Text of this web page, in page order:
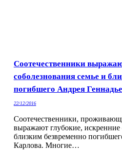
Соотечественники
соболезнования семье и
погибшего Андрея
22/12/2016
Соотечественники,
выражают глубокие, искренние
близким безвременно
Карлова. Многие…